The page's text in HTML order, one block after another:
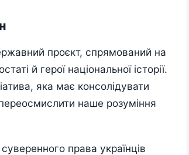
проєкт, спрямований на
й герої національної історії.
яка має консолідувати
переосмислити наше розуміння
права українців